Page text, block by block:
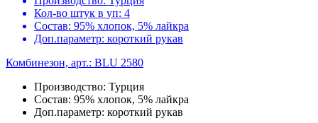
Кол-во штук в уп: 4
Состав: 95% хлопок, 5% лайкра
Доп.параметр: короткий рукав
Комбинезон, арт.: BLU 2580
Производство: Турция
Состав: 95% хлопок, 5% лайкра
Доп.параметр: короткий рукав